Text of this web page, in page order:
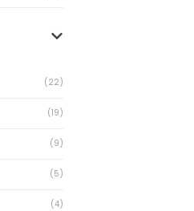
(22)
(19)
(9)
(5)
(4)